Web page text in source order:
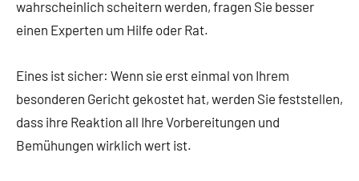
wahrscheinlich scheitern werden, fragen Sie besser
einen Experten um Hilfe oder Rat.
Eines ist sicher: Wenn sie erst einmal von Ihrem
besonderen Gericht gekostet hat, werden Sie feststellen,
dass ihre Reaktion all Ihre Vorbereitungen und
Bemühungen wirklich wert ist.